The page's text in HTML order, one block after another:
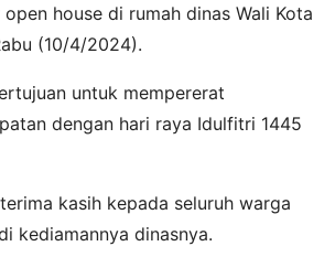
house di rumah dinas Wali Kota
(10/4/2024).
untuk mempererat
dengan hari raya Idulfitri 1445
kasih kepada seluruh warga
kediamannya dinasnya.